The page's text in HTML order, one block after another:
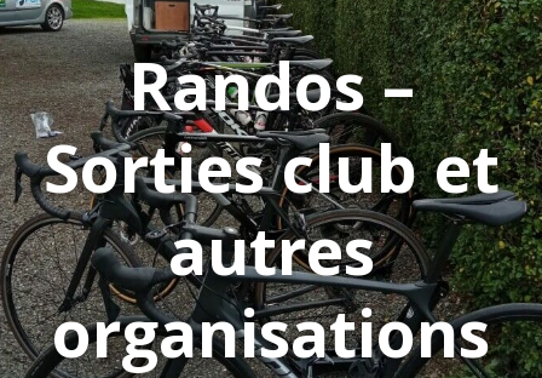
Randos –
Sorties club et
autres
organisations